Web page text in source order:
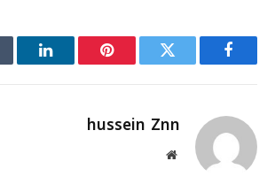
فيسبوك تويتر بينتيريستلينكدإن
hussein Znn
موقع